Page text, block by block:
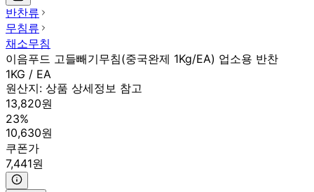
반찬류
무침류
채소무침
이음푸드 고들빼기무침(중국완제 1Kg/EA) 업소용 반찬
1KG / EA
원산지: 상품 상세정보 참고
13,820원
23%
10,630원
쿠폰가
7,441원